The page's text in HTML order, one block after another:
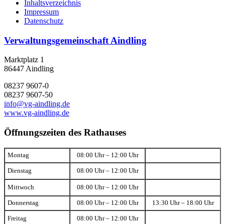
Inhaltsverzeichnis
Impressum
Datenschutz
Verwaltungsgemeinschaft Aindling
Marktplatz 1
86447 Aindling
08237 9607-0
08237 9607-50
info@vg-aindling.de
www.vg-aindling.de
Öffnungszeiten des Rathauses
Montag 08:00 Uhr – 12:00 Uhr
Dienstag 08:00 Uhr – 12:00 Uhr
Mittwoch 08:00 Uhr – 12:00 Uhr
Donnerstag 08:00 Uhr – 12:00 Uhr 13:30 Uhr – 18:00 Uhr
Freitag 08:00 Uhr – 12:00 Uhr